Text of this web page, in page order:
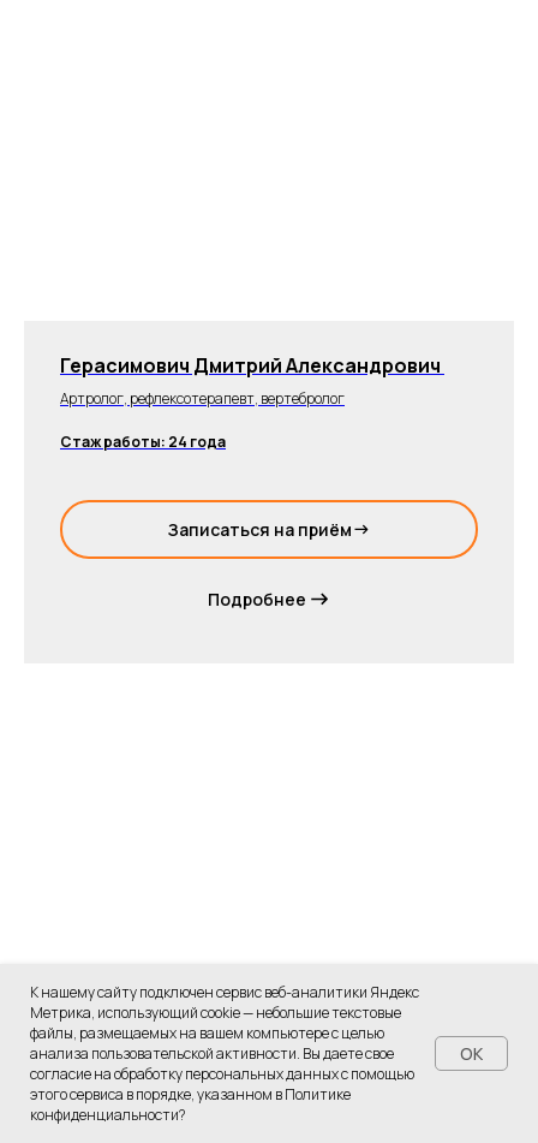
Герасимович Дмитрий Александрович
Артролог, рефлексотерапевт, вертебролог
Стаж работы: 24 года
Записаться на приём
Подробнее
К нашему сайту подключен сервис веб-аналитики Яндекс
Метрика, использующий cookie — небольшие текстовые
файлы, размещаемых на вашем компьютере с целью
анализа пользовательской активности. Вы даете свое
согласие на обработку персональных данных с помощью
этого сервиса в порядке, указанном в Политике
конфиденциальности?
OK